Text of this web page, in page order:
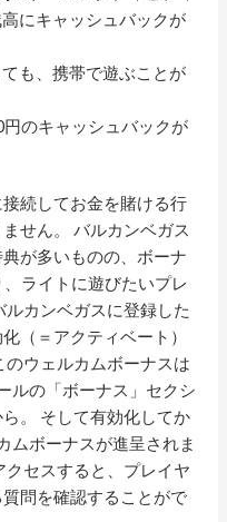
にキャッシュバックが
も、携帯で遊ぶことが
円のキャッシュバックが
続してお金を賭ける行
せん。 バルカンベガス
が多いものの、ボーナ
ライトに遊びたいプレ
カンベガスに登録した
（＝アクティベート）
のウェルカムボーナスは
ルの「ボーナス」セクシ
。 そして有効化してか
ムボーナスが進呈されま
セスすると、プレイヤ
問を確認することがで